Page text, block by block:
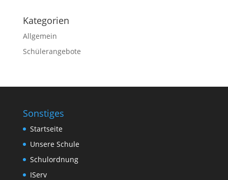
Kategorien
Allgemein
Schülerangebote
Sonstiges
Startseite
Unsere Schule
Schulordnung
IServ